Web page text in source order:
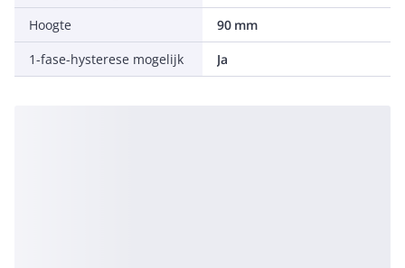
Hoogte
90 mm
1-fase-hysterese mogelijk
Ja